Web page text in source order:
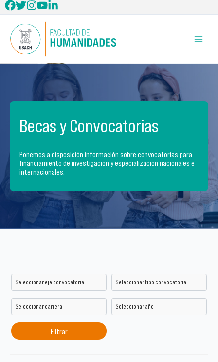
al
contenido
Becas y Convocatorias
Ponemos a disposición información sobre convocatorias para
financiamiento de investigación y especialización nacionales e
internacionales.